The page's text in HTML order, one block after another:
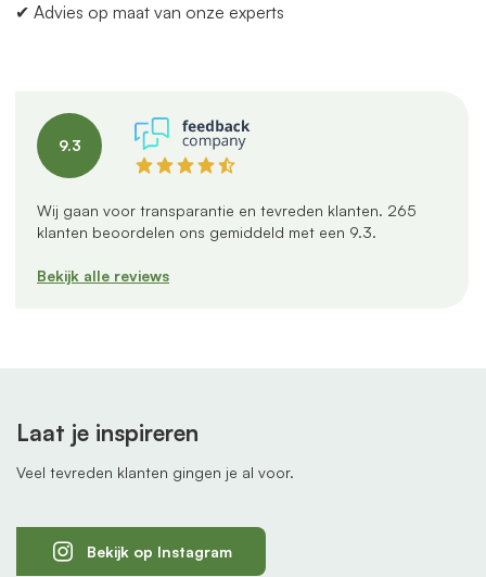
✔ Advies op maat van onze experts
9.3
Wij gaan voor transparantie en tevreden klanten. 265
klanten beoordelen ons gemiddeld met een 9.3.
Bekijk alle reviews
Laat je inspireren
Veel tevreden klanten gingen je al voor.
Bekijk op Instagram